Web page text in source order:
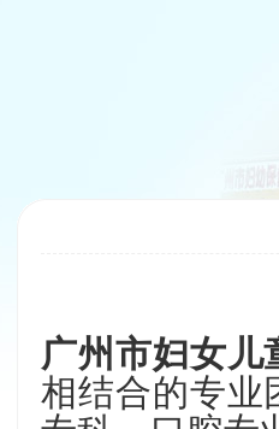
广州市妇女儿
相结合的专业